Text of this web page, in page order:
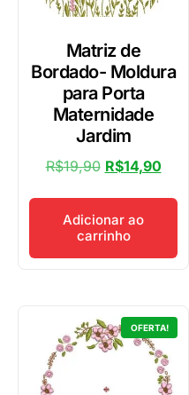
Matriz de
Bordado- Moldura
para Porta
Maternidade
Jardim
R$19,90 R$14,90
Adicionar ao
carrinho
OFERTA!